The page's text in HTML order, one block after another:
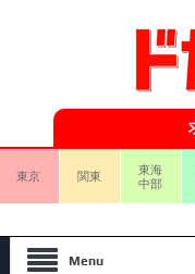
東京 関東
東海
中部
Menu